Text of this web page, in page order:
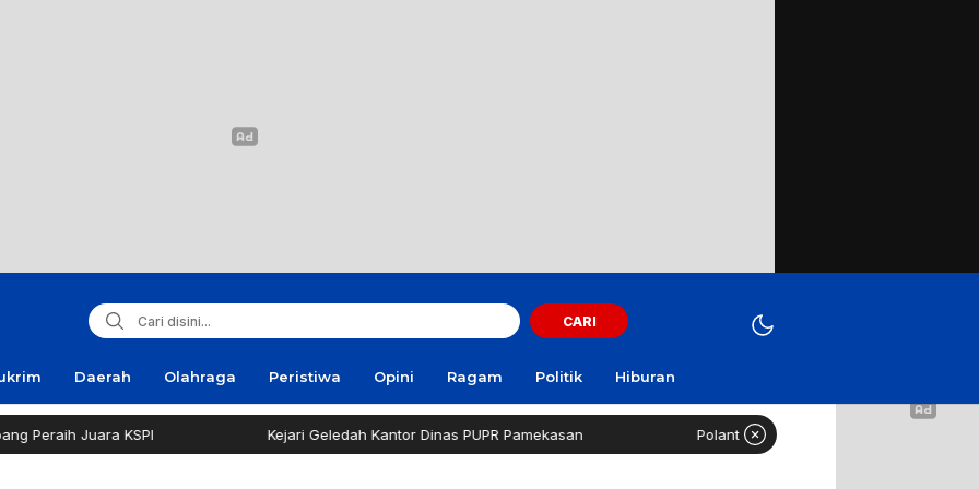
CARI
Daerah Olahraga Peristiwa Opini Ragam Politik Hiburan
Juara KSPI Kejari Geledah Kantor Dinas PUPR Pamekasan Polantas Sampang Imbau Latihan Gerak